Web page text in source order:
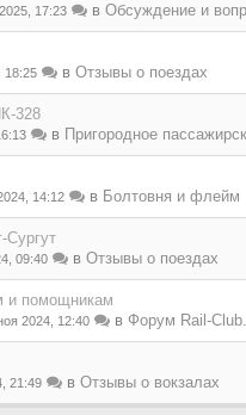
17:23 в Обсуждение и
18:25 в Отзывы о поездах
328
в Пригородное
14:12 в Болтовня и флейм
Сургут
09:40 в Отзывы о поездах
и помощникам
2024, 12:40 в Форум Rail-
21:49 в Отзывы о вокзалах